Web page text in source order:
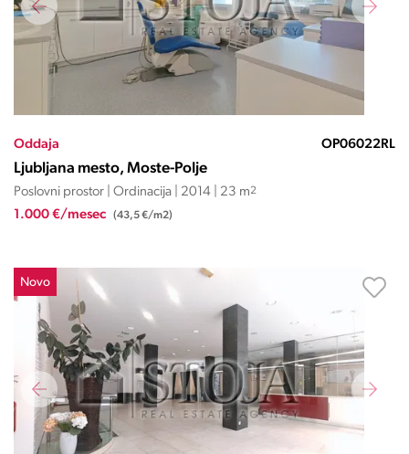
Oddaja OP06022RL
Ljubljana mesto, Moste-Polje
Poslovni prostor | Ordinacija | 2014 | 23 m2
1.000 €/mesec (43,5 €/m2)
Novo